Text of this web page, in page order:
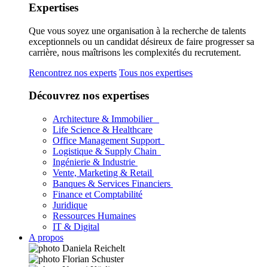
Expertises
Que vous soyez une organisation à la recherche de talents
exceptionnels ou un candidat désireux de faire progresser sa
carrière, nous maîtrisons les complexités du recrutement.
Rencontrez nos experts Tous nos expertises
Découvrez nos expertises
Architecture & Immobilier
Life Science & Healthcare
Office Management Support
Logistique & Supply Chain
Ingénierie & Industrie
Vente, Marketing & Retail
Banques & Services Financiers
Finance et Comptabilité
Juridique
Ressources Humaines
IT & Digital
A propos